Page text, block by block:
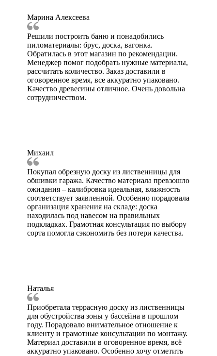
Марина Алексеева
Решили построить баню и понадобились
пиломатериалы: брус, доска, вагонка.
Обратилась в этот магазин по рекомендации.
Менеджер помог подобрать нужные материалы,
рассчитать количество. Заказ доставили в
оговоренное время, все аккуратно упаковано.
Качество древесины отличное. Очень довольна
сотрудничеством.
Михаил
Покупал обрезную доску из лиственницы для
обшивки гаража. Качество материала превзошло
ожидания – калибровка идеальная, влажность
соответствует заявленной. Особенно порадовала
организация хранения на складе: доска
находилась под навесом на правильных
подкладках. Грамотная консультация по выбору
сорта помогла сэкономить без потери качества.
Наталья
Приобретала террасную доску из лиственницы
для обустройства зоны у бассейна в прошлом
году. Порадовало внимательное отношение к
клиенту и грамотные консультации по монтажу.
Материал доставили в оговоренное время, всё
аккуратно упаковано. Особенно хочу отметить